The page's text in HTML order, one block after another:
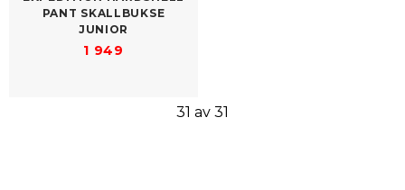
PANT SKALLBUKSE
JUNIOR
1 949
31 av 31